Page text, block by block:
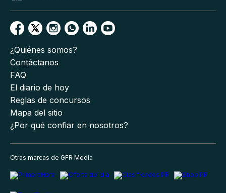
¿Quiénes somos?
Contáctanos
FAQ
El diario de hoy
Reglas de concursos
Mapa del sitio
¿Por qué confiar en nosotros?
Otras marcas de GFR Media